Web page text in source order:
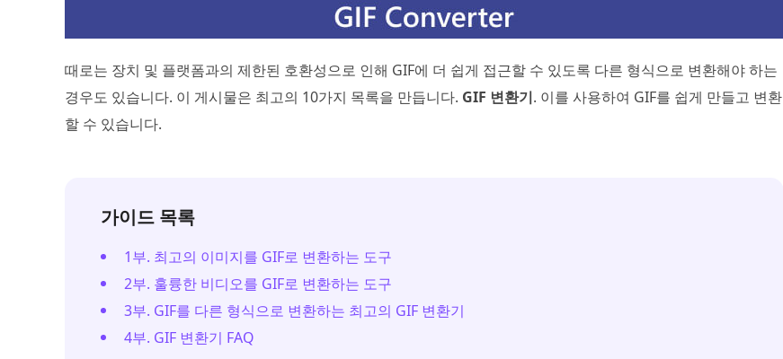
때로는 장치 및 플랫폼과의 제한된 호환성으로 인해 GIF에 더 쉽게 접근할 수 있도록 다른 형식으로 변환해야 하는
경우도 있습니다. 이 게시물은 최고의 10가지 목록을 만듭니다. GIF 변환기. 이를 사용하여 GIF를 쉽게 만들고 변환
할 수 있습니다.
가이드 목록
1부. 최고의 이미지를 GIF로 변환하는 도구
2부. 훌륭한 비디오를 GIF로 변환하는 도구
3부. GIF를 다른 형식으로 변환하는 최고의 GIF 변환기
4부. GIF 변환기 FAQ